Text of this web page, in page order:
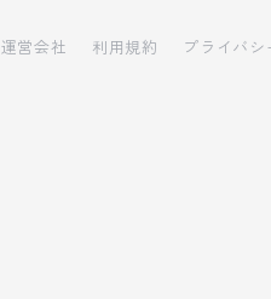
運営会社 利用規約 プライバ